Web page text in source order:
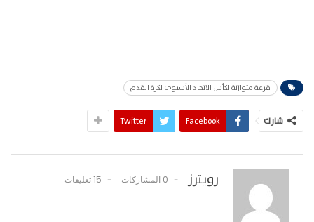
قرعة متوازنة لكأس الاتحاد الآسيوي لكرة القدم
شارك Facebook
Twitter
رويترز 0 المشاركات 15 تعليقات